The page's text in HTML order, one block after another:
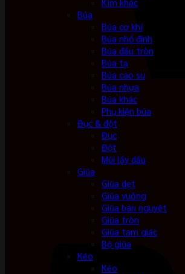
Kìm khác
Búa
Búa cơ khí
Búa nhổ đinh
Búa đầu tròn
Búa tạ
Búa cao su
Búa nhựa
Búa khác
Phụ kiện búa
Đục & đột
Đục
Đột
Mũi lấy dấu
Giũa
Giũa dẹt
Giũa vuông
Giũa bán nguyệt
Giũa tròn
Giũa tam giác
Bộ giũa
Kéo
Kéo